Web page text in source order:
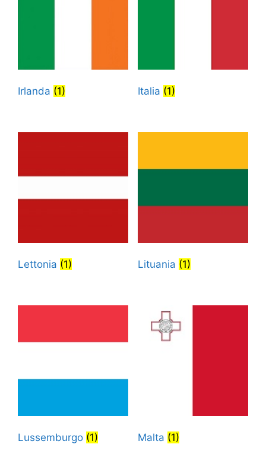
Irlanda (1) Italia (1)
Lettonia (1) Lituania (1)
Lussemburgo (1) Malta (1)